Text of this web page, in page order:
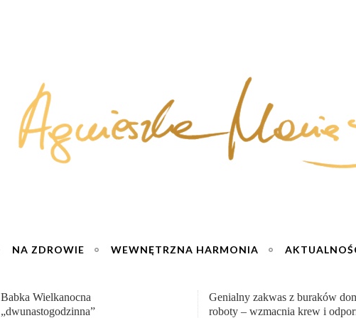
NA ZDROWIE WEWNĘTRZNA HARMONIA
Genialny zakwas z buraków domowej
roboty – wzmacnia krew i odporność
„Przemiana” Podróż do siły i